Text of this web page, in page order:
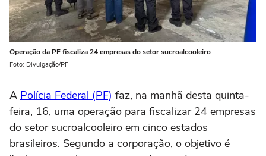
Operação da PF fiscaliza 24 empresas do setor sucroalcooleiro
Foto: Divulgação/PF
A Polícia Federal (PF) faz, na manhã desta quinta-
feira, 16, uma operação para fiscalizar 24 empresas
do setor sucroalcooleiro em cinco estados
brasileiros. Segundo a corporação, o objetivo é